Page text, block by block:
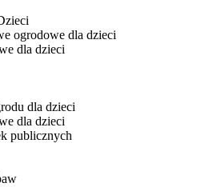
ogrodowe dla dzieci
dla dzieci
dla dzieci
dla dzieci
publicznych